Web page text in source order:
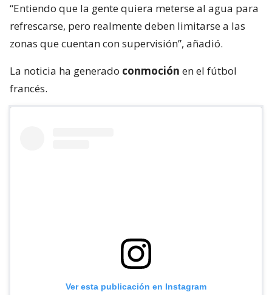
“Entiendo que la gente quiera meterse al agua para
refrescarse, pero realmente deben limitarse a las
zonas que cuentan con supervisión”, añadió.
La noticia ha generado conmoción en el fútbol
francés.
Ver esta publicación en Instagram